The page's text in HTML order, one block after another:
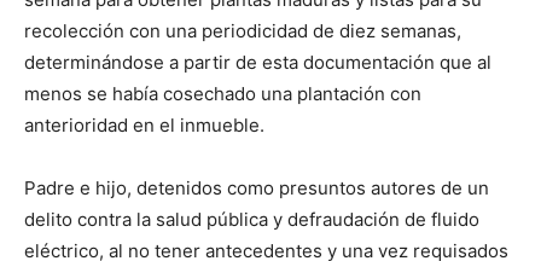
recolección con una periodicidad de diez semanas,
determinándose a partir de esta documentación que al
menos se había cosechado una plantación con
anterioridad en el inmueble.
Padre e hijo, detenidos como presuntos autores de un
delito contra la salud pública y defraudación de fluido
eléctrico, al no tener antecedentes y una vez requisados